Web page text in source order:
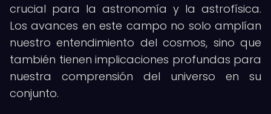
crucial para la astronomía y la astrofísica.
Los avances en este campo no solo amplían
nuestro entendimiento del cosmos, sino que
también tienen implicaciones profundas para
nuestra comprensión del universo en su
conjunto.